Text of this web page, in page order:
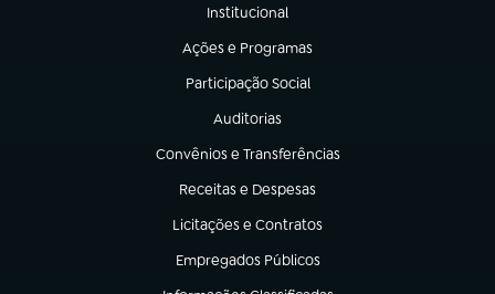
Institucional
(abre em nova aba)
Ações e Programas
(abre em nova aba)
Participação Social
(abre em nova aba)
Auditorias
(abre em nova aba)
Convênios e Transferências
(abre em nova aba)
Receitas e Despesas
(abre em nova aba)
Licitações e Contratos
(abre em nova aba)
Empregados Públicos
(abre em nova aba)